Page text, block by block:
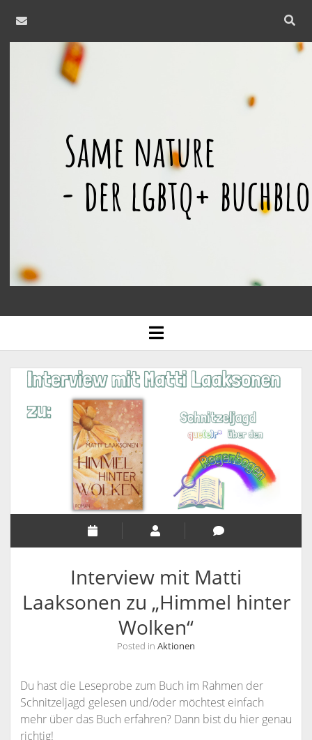
email
Open
bar
same
nature
open
menu
Interview mit Matti
Laaksonen zu „Himmel hinter
Wolken“
Posted in Aktionen
Du hast die Leseprobe zum Buch im Rahmen der
Schnitzeljagd gelesen und/oder möchtest einfach
mehr über das Buch erfahren? Dann bist du hier genau
richtig!